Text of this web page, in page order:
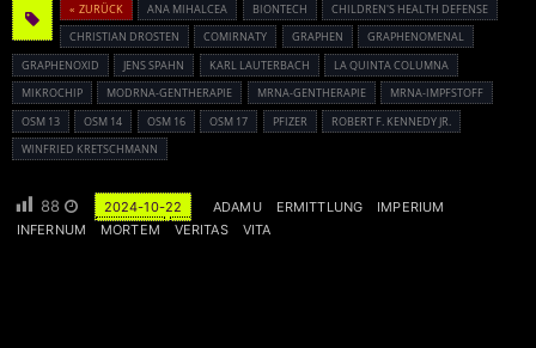
« ZURÜCK ANA MIHALCEA BIONTECH
CHILDREN'S HEALTH DEFENSE
CHRISTIAN DROSTEN
COMIRNATY GRAPHEN
GRAPHENOMENAL
GRAPHENOXID
JENS SPAHN KARL LAUTERBACH
LA QUINTA COLUMNA
MIKROCHIP
MODRNA-GENTHERAPIE MRNA-GENTHERAPIE
MRNA-IMPFSTOFF
OSM 13
OSM 14 OSM 16 OSM 17 PFIZER
ROBERT F. KENNEDY JR.
WINFRIED KRETSCHMANN
88 2024-10-22 ADAMU ERMITTLUNG
IMPERIUM
INFERNUM
MORTEM VERITAS VITA